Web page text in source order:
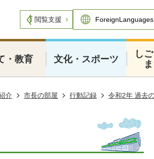
閲覧支援
・教育 文化・スポーツ
し
介 市長の部屋 行動記録 令和2年 過去